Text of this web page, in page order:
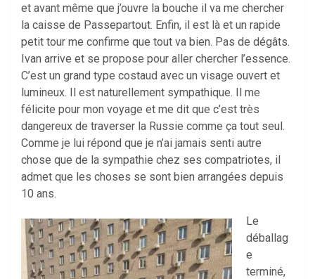
et avant même que j’ouvre la bouche il va me chercher
la caisse de Passepartout. Enfin, il est là et un rapide
petit tour me confirme que tout va bien. Pas de dégâts.
Ivan arrive et se propose pour aller chercher l’essence.
C’est un grand type costaud avec un visage ouvert et
lumineux. Il est naturellement sympathique. Il me
félicite pour mon voyage et me dit que c’est très
dangereux de traverser la Russie comme ça tout seul.
Comme je lui répond que je n’ai jamais senti autre
chose que de la sympathie chez ses compatriotes, il
admet que les choses se sont bien arrangées depuis
10 ans.
Le
déballag
e
terminé,